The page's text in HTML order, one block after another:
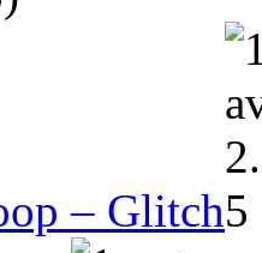
– Glitch